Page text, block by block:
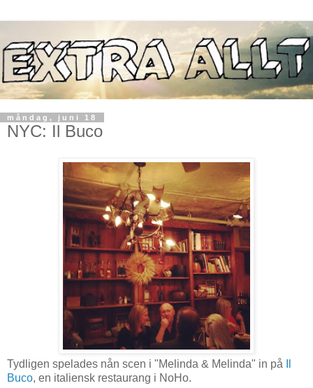
måndag, juni 18
NYC: Il Buco
Tydligen spelades nån scen i "Melinda & Melinda" in på
Buco, en italiensk restaurang i NoHo.